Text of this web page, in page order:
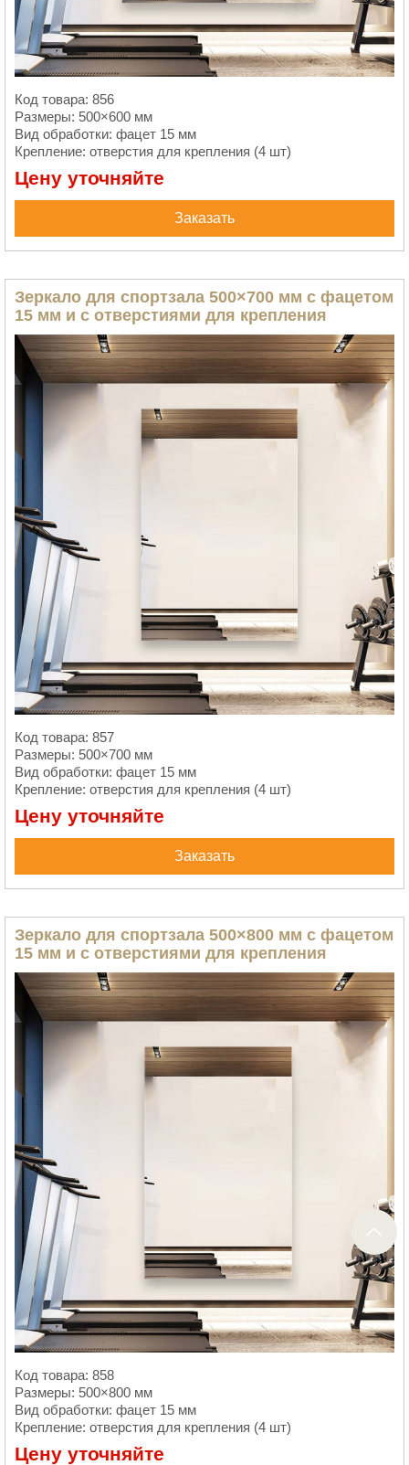
Код товара: 856
Размеры: 500×600 мм
Вид обработки: фацет 15 мм
Крепление: отверстия для крепления (4 шт)
Цену уточняйте
Заказать
Зеркало для спортзала 500×700 мм с фацетом
15 мм и с отверстиями для крепления
Код товара: 857
Размеры: 500×700 мм
Вид обработки: фацет 15 мм
Крепление: отверстия для крепления (4 шт)
Цену уточняйте
Заказать
Зеркало для спортзала 500×800 мм с фацетом
15 мм и с отверстиями для крепления
Код товара: 858
Размеры: 500×800 мм
Вид обработки: фацет 15 мм
Крепление: отверстия для крепления (4 шт)
Цену уточняйте